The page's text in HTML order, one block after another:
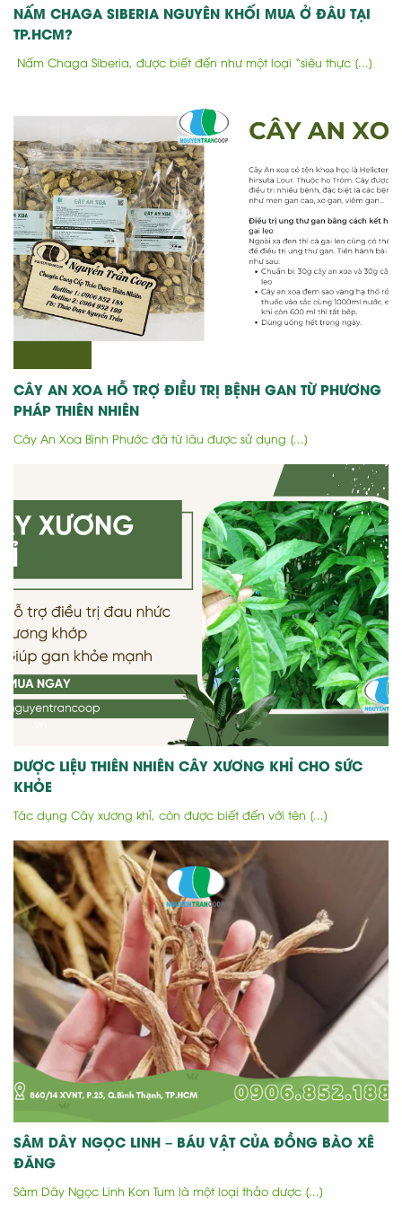
NẤM CHAGA SIBERIA NGUYÊN KHỐI MUA Ở ĐÂU TẠI
TP.HCM?
Nấm Chaga Siberia, được biết đến như một loại “siêu thực [...]
CÂY AN XOA HỖ TRỢ ĐIỀU TRỊ BỆNH GAN TỪ PHƯƠNG
PHÁP THIÊN NHIÊN
Cây An Xoa Bình Phước đã từ lâu được sử dụng [...]
DƯỢC LIỆU THIÊN NHIÊN CÂY XƯƠNG KHỈ CHO SỨC
KHỎE
Tác dụng Cây xương khỉ, còn được biết đến với tên [...]
SÂM DÂY NGỌC LINH – BÁU VẬT CỦA ĐỒNG BÀO XÊ
ĐĂNG
Sâm Dây Ngọc Linh Kon Tum là một loại thảo dược [...]